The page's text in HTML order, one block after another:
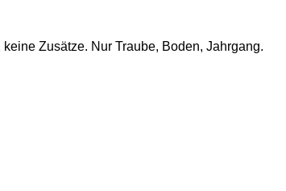
Zusätze. Nur Traube, Boden, Jahrgang.